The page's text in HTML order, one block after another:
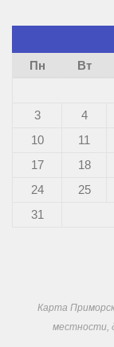
Пн
Вт
3
4
10
11
17
18
24
25
31
Карта
местности,